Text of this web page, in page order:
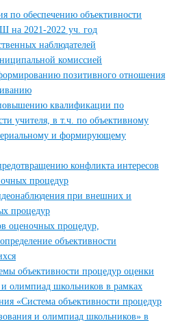
по обеспечению объективности
на 2021-2022 уч. год
наблюдателей
комиссией
позитивного отношения
квалификации по
учителя, в т.ч. по объективному
и формирующему
конфликта интересов
процедур
при внешних и
процедур
оценочных процедур,
объективности
объективности процедур оценки
и олимпиад школьников в рамках
«Система объективности процедур
и олимпиад школьников» в